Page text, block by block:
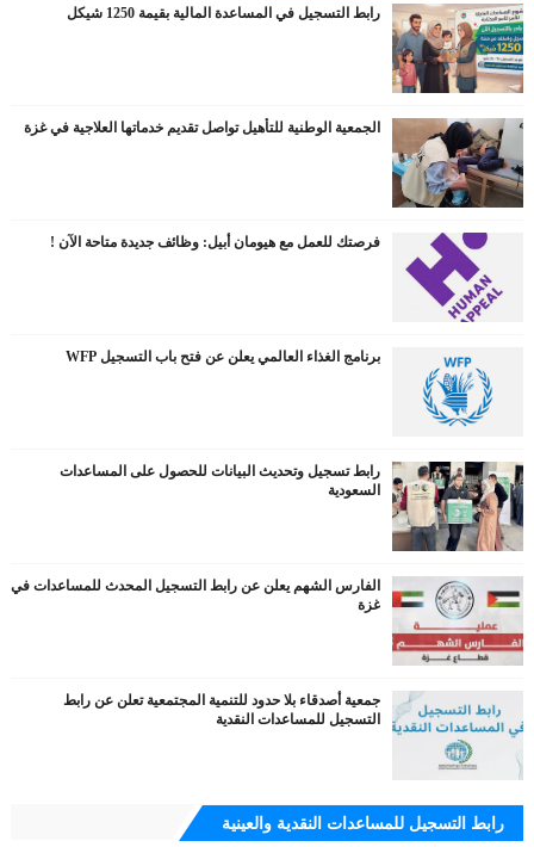
رابط التسجيل في المساعدة المالية بقيمة 1250 شيكل
الجمعية الوطنية للتأهيل تواصل تقديم خدماتها العلاجية في غزة
فرصتك للعمل مع هيومان أبيل: وظائف جديدة متاحة الآن !
برنامج الغذاء العالمي يعلن عن فتح باب التسجيل WFP
رابط تسجيل وتحديث البيانات للحصول على المساعدات
السعودية
الفارس الشهم يعلن عن رابط التسجيل المحدث للمساعدات في
غزة
جمعية أصدقاء بلا حدود للتنمية المجتمعية تعلن عن رابط
التسجيل للمساعدات النقدية
رابط التسجيل للمساعدات النقدية والعينية